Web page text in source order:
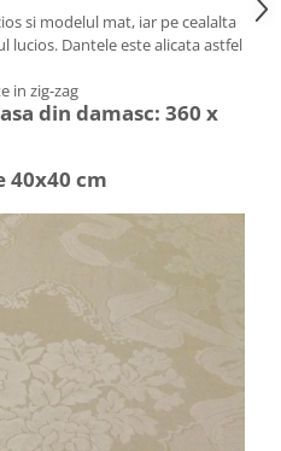
si modelul mat, iar pe cealalta
lucios. Dantele este alicata astfel
in zig-zag
din damasc: 360 x
40x40 cm